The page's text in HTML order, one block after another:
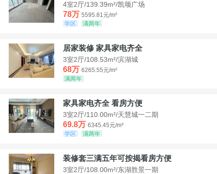
4室2厅/139.39m²/凯颂广场
78万 5595.81元/m²
学区
满两年
居家装修 家具家电齐全
3室2厅/108.53m²/滨湖城
68万 6265.55元/m²
满两年
家具家电齐全 看房方便
3室2厅/110.00m²/天慧城一二期
69.8万 6345.45元/m²
学区
满两年
装修套三满五年可按揭看房方便
3室2厅/108.00m²/东湖胜景一期